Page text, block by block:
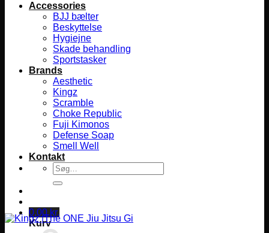
Accessories
BJJ bælter
Beskyttelse
Hygiejne
Skade behandling
Sportstasker
Brands
Aesthetic
Kingz
Scramble
Choke Republic
Fuji Kimonos
Defense Soap
Smell Well
Kontakt
Søg
efter:
0,00kr.
Kurv